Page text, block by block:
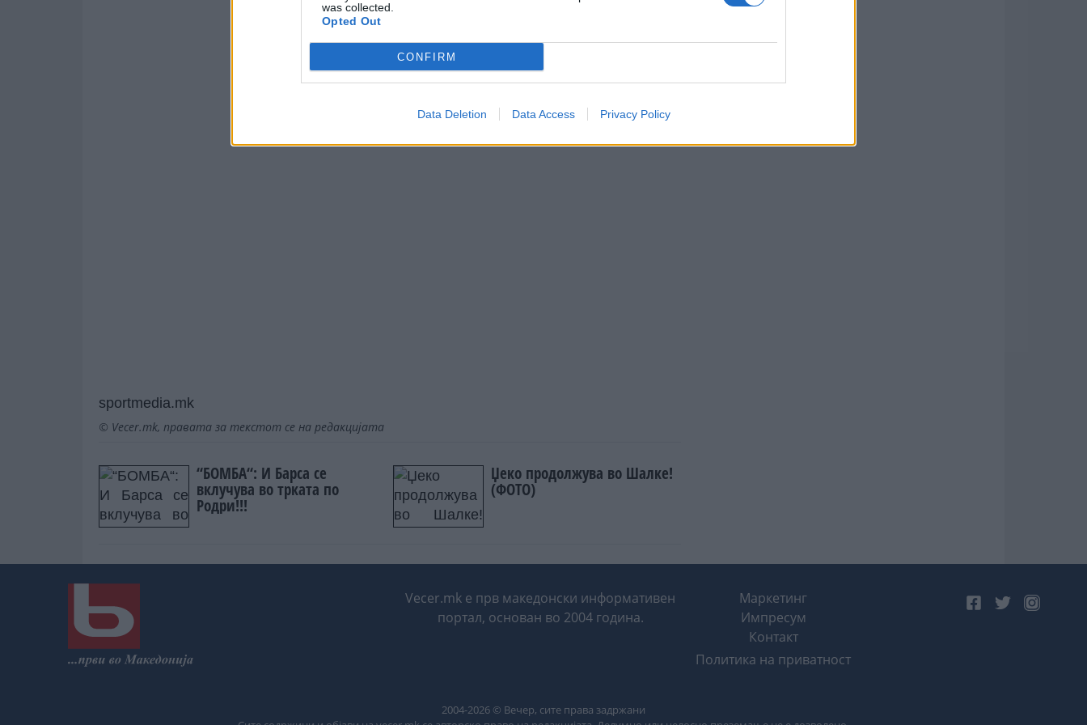
was collected.
Opted Out
CONFIRM
Data Deletion Data Access Privacy Policy
sportmedia.mk
© Vecer.mk, правата за текстот се на редакцијата
“БОМБА“: И Барса се
вклучува во трката по
Родри!!!
Џеко продолжува во Шалке!
(ФОТО)
Vecer.mk е прв македонски информативен
портал, основан во 2004 година.
Маркетинг
Импресум
Контакт
Политика на приватност
2004-2026 © Вечер, сите права задржани